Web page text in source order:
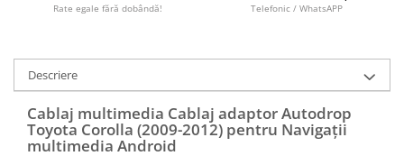
Camere marșarier auto
Camere Skoda
Camere Volkswagen
Rate egale fără dobândă! Telefonic / WhatsAPP
Descriere
Cablaj multimedia Cablaj adaptor Autodrop
Toyota Corolla (2009-2012) pentru Navigații
multimedia Android